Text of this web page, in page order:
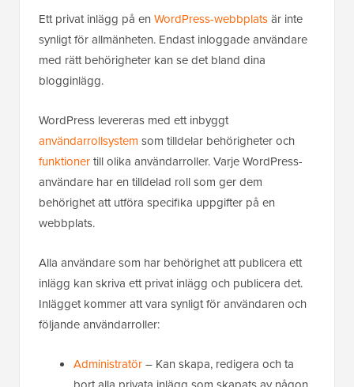
Ett privat inlägg på en WordPress-webbplatsär inte
synligt för allmänheten. Endast inloggade användare
med rätt behörigheter kan se det bland dina
blogginlägg.
WordPress levereras med ett inbyggt
användarrollsystem som tilldelar behörigheter och
funktionertill olika användarroller. Varje WordPress-
användare har en tilldelad roll som ger dem
behörighet att utföra specifika uppgifter på en
webbplats.
Alla användare som har behörighet att publicera ett
inlägg kan skriva ett privat inlägg och publicera det.
Inlägget kommer att vara synligt för användaren och
följande användarroller:
Administratör– Kan skapa, redigera och ta